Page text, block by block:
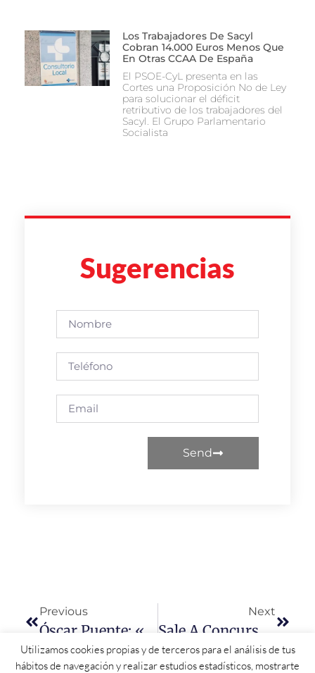
Los Trabajadores De Sacyl
Cobran 14.000 Euros Menos Que
En Otras CCAA De España
El PSOE-CyL presenta en las
Cortes una Proposición No de Ley
para solucionar el déficit
retributivo de los trabajadores del
Sacyl. El Grupo Parlamentario
Socialista
Sugerencias
Send
Previous Next
Utilizamos cookies propias y de terceros para el análisis de tus
hábitos de navegación y realizar estudios estadísticos, mostrarte